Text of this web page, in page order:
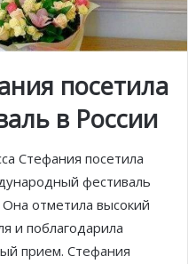
посетила
в России
Стефания посетила
фестиваль
Она отметила высокий
и поблагодарила
прием. Стефания